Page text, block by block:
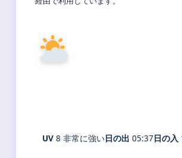
UV 8 非常に強い日の出 05:37日の入